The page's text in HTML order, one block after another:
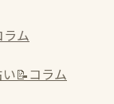
ラム
📝コラム